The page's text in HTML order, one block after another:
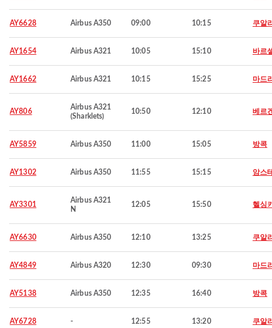
AY6628 Airbus A350 09:00 10:15 쿠알
AY1654 Airbus A321 10:05 15:10 바르
AY1662 Airbus A321 10:15 15:25 마드
AY806
Airbus A321
(Sharklets)
10:50 12:10 베르
AY5859 Airbus A350 11:00 15:05 방콕
AY1302 Airbus A350 11:55 15:15 암스
AY3301
Airbus A321
N
12:05 15:50 헬싱
AY6630 Airbus A350 12:10 13:25 쿠알
AY4849 Airbus A320 12:30 09:30 마드
AY5138 Airbus A350 12:35 16:40 방콕
AY6728 - 12:55 13:20 쿠알